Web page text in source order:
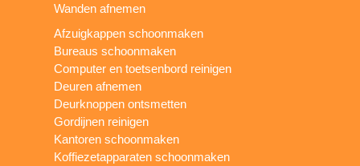
Wanden afnemen
Afzuigkappen schoonmaken
Bureaus schoonmaken
Computer en toetsenbord reinigen
Deuren afnemen
Deurknoppen ontsmetten
Gordijnen reinigen
Kantoren schoonmaken
Koffiezetapparaten schoonmaken